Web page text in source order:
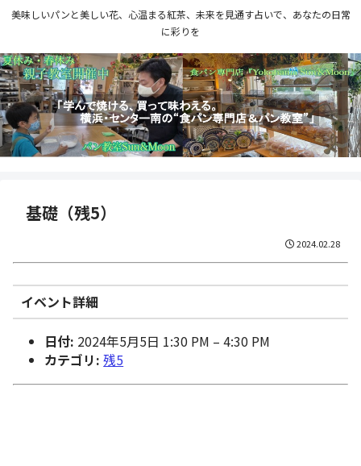
美味しいパンと美しい花、心温まる紅茶、未来を見通す占いで、あなたの日常
に彩りを
基礎（残5）
2024.02.28
イベント詳細
日付: 2024年5月5日 1:30 PM –4:30 PM
カテゴリ: 残5